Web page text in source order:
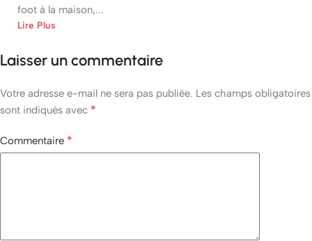
foot à la maison,...
Lire Plus
Laisser un commentaire
Votre adresse e-mail ne sera pas publiée. Les champs obligatoires
sont indiqués avec *
Commentaire *